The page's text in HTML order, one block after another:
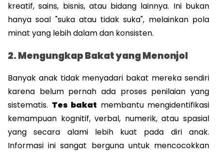
kreatif, sains, bisnis, atau bidang lainnya. Ini bukan
hanya soal "suka atau tidak suka", melainkan pola
minat yang lebih dalam dan konsisten.
2. Mengungkap Bakat yang Menonjol
Banyak anak tidak menyadari bakat mereka sendiri
karena belum pernah ada proses penilaian yang
sistematis. Tes bakat membantu mengidentifikasi
kemampuan kognitif, verbal, numerik, atau spasial
yang secara alami lebih kuat pada diri anak.
Informasi ini sangat berguna untuk mencocokkan